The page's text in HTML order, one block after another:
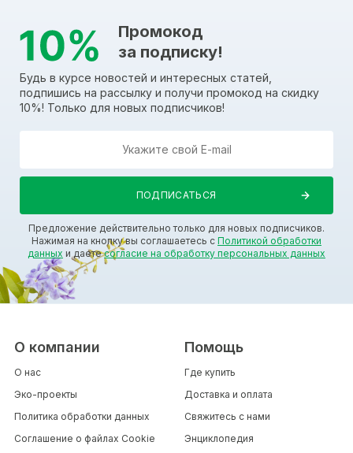
Промокод
за подписку!
Будь в курсе новостей и интересных статей,
подпишись на рассылку и получи промокод на скидку
10%! Только для новых подписчиков!
Предложение действительно только для новых подписчиков.
Нажимая на кнопку вы соглашаетесь с Политикой обработки
данных и даетесогласие на обработку персональных данных
О компании
О нас
Эко-проекты
Политика обработки данных
Соглашение о файлах Cookie
Помощь
Где купить
Доставка и оплата
Свяжитесь с нами
Энциклопедия